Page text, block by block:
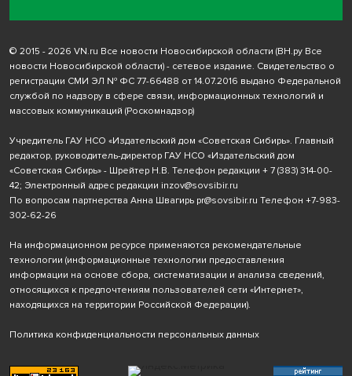
© 2015 - 2026 VN.ru Все новости Новосибирской области (ВН.ру Все
новости Новосибирской области) - сетевое издание. Свидетельство о
регистрации СМИ ЭЛ № ФС 77-66488 от 14.07.2016 выдано Федеральной
службой по надзору в сфере связи, информационных технологий и
массовых коммуникаций (Роскомнадзор)
Учредитель ГАУ НСО «Издательский дом «Советская Сибирь». Главный
редактор, руководитель-директор ГАУ НСО «Издательский дом
«Советская Сибирь» - Шрейтер Н.В. Телефон редакции + 7 (383) 314-00-
42; Электронный адрес редакции inzov@sovsibir.ru
По вопросам партнерства Анна Швагирь pr@sovsibir.ru Телефон +7-983-
302-62-26
На информационном ресурсе применяются рекомендательные
технологии (информационные технологии предоставления
информации на основе сбора, систематизации и анализа сведений,
относящихся к предпочтениям пользователей сети «Интернет»,
находящихся на территории Российской Федерации).
Политика конфиденциальности персональных данных